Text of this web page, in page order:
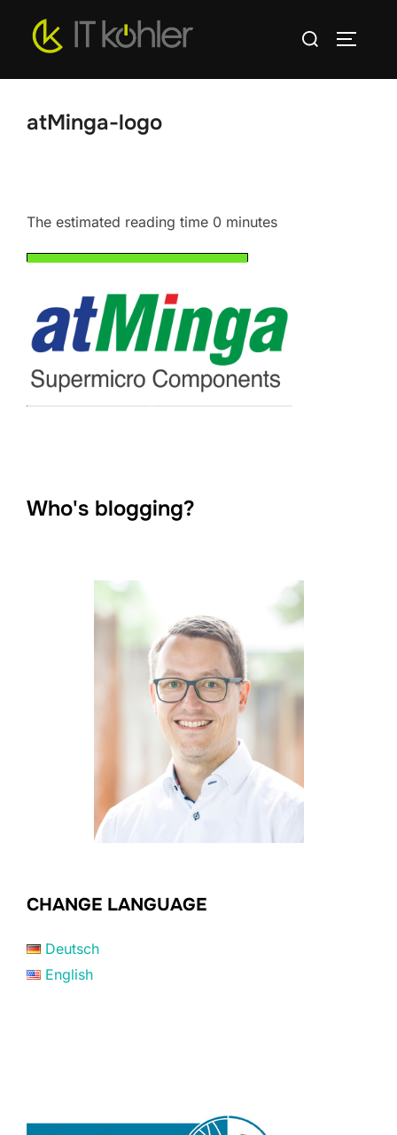
Inhalt
Suchen
atMinga-logo
The estimated reading time 0 minutes
Who's blogging?
CHANGE LANGUAGE
Deutsch
English